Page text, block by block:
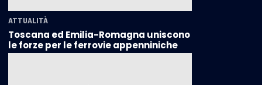
ATTUALITÀ
Toscana ed Emilia-Romagna uniscono
le forze per le ferrovie appenniniche